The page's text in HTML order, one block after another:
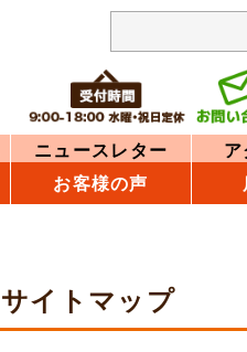
ニュースレター ア
お客様の声
サイトマップ